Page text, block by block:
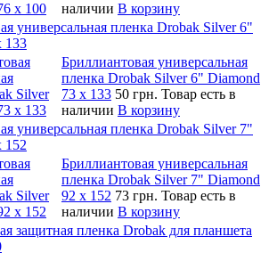
наличии В корзину
универсальная пленка Drobak Silver 6"
133
Бриллиантовая универсальная
пленка Drobak Silver 6" Diamond
73 х 133 50 грн. Товар есть в
наличии В корзину
универсальная пленка Drobak Silver 7"
152
Бриллиантовая универсальная
пленка Drobak Silver 7" Diamond
92 х 152 73 грн. Товар есть в
наличии В корзину
защитная пленка Drobak для планшета